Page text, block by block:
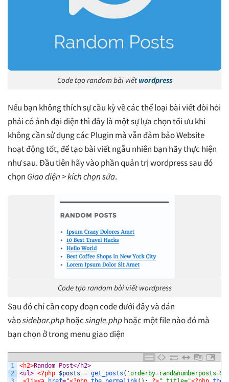
Code tạo random bài viết wordpress
Nếu bạn không thích sự cầu kỳ về các thể loại bài viết đòi hỏi
phải có ảnh đại diện thì đây là một sự lựa chọn tối ưu khi
không cần sử dụng các Plugin mà vẫn đảm bảo Website
hoạt động tốt, để tạo bài viết ngẫu nhiên bạn hãy thực hiện
như sau. Đầu tiên hãy vào phần quản trị wordpress sau đó
chọn Giao diện > kích chọn sửa.
Code tạo random bài viết wordpress
Sau đó chỉ cần copy đoạn code dưới đây và dán
vàosidebar.phphoặcsingle.phphoặc một file nào đó mà
bạn chọn ở trong menu giao diện
1
2
<h2>Random Post</h2>
<ul> <?php $posts = get_posts ( 'orderby=rand&numberposts=5'